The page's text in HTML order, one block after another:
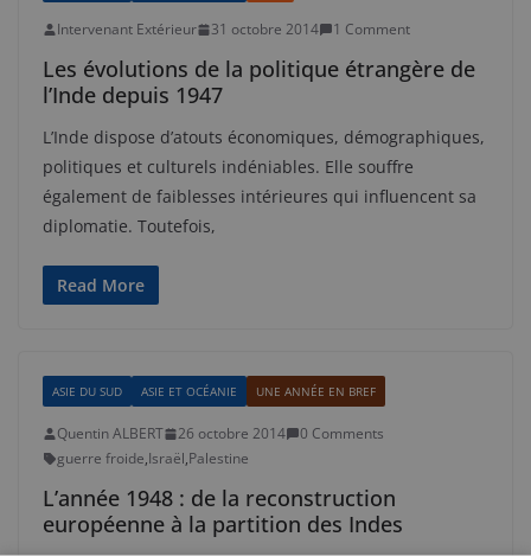
Intervenant Extérieur 31 octobre 2014 1 Comment
Les évolutions de la politique étrangère de
l’Inde depuis 1947
L’Inde dispose d’atouts économiques, démographiques,
politiques et culturels indéniables. Elle souffre
également de faiblesses intérieures qui influencent sa
diplomatie. Toutefois,
Read More
ASIE DU SUD ASIE ET OCÉANIE UNE ANNÉE EN BREF
Quentin ALBERT 26 octobre 2014
0 Comments
guerre froide,Israël,Palestine
L’année 1948 : de la reconstruction
européenne à la partition des Indes